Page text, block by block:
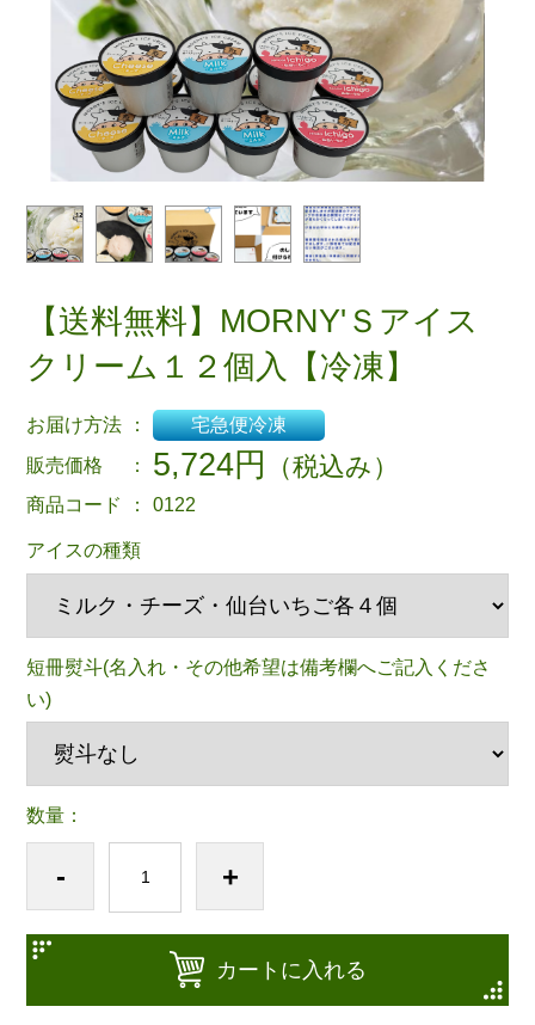
【送料無料】MORNY'Ｓアイス
クリーム１２個入【冷凍】
お届け方法 ：
宅急便冷凍
販売価格
： 5,724円 （税込み）
商品コード ： 0122
アイスの種類
短冊熨斗(名入れ・その他希望は備考欄へご記入くださ
い)
数量：
- +
カートに入れる